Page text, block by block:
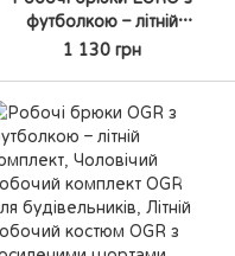
футболкою – літній
комплект, Чоловічий
робочий костюм EURO з
посиленими шортами
1 130 грн